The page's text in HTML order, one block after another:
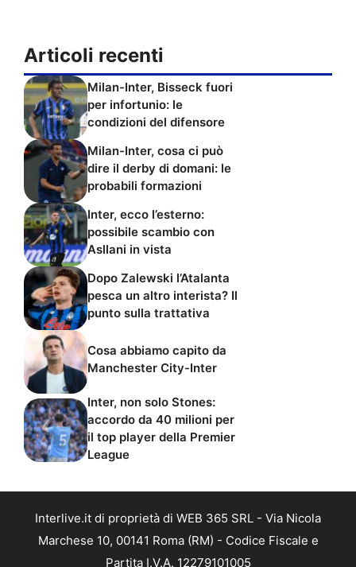
Articoli recenti
Milan-Inter, Bisseck fuori
per infortunio: le
condizioni del difensore
Milan-Inter, cosa ci può
dire il derby di domani: le
probabili formazioni
Inter, ecco l’esterno:
possibile scambio con
Asllani in vista
Dopo Zalewski l’Atalanta
pesca un altro interista? Il
punto sulla trattativa
Cosa abbiamo capito da
Manchester City-Inter
Inter, non solo Stones:
accordo da 40 milioni per
il top player della Premier
League
Interlive.it di proprietà di WEB 365 SRL - Via Nicola
Marchese 10, 00141 Roma (RM) - Codice Fiscale e
Partita I.V.A. 12279101005